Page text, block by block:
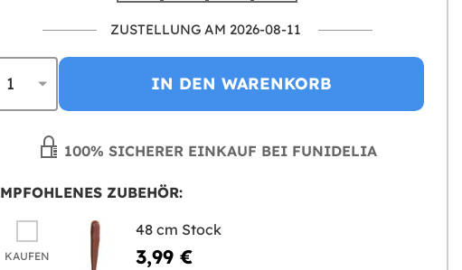
ZUSTELLUNG AM 2026-08-11
IN DEN WARENKORB
100% SICHERER EINKAUF BEI FUNIDELIA
ZUBEHÖR:
KAUFEN
48 cm Stock
3,99 €